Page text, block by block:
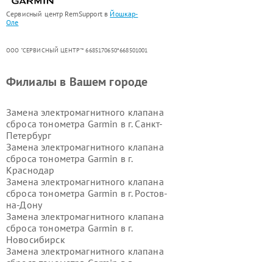
Сервисный центр RemSupport в Йошкар-
Оле
ООО "СЕРВИСНЫЙ ЦЕНТР"* 6685170650*668501001
Филиалы в Вашем городе
Замена электромагнитного клапана
сброса тонометра Garmin в г. Санкт-
Петербург
Замена электромагнитного клапана
сброса тонометра Garmin в г.
Краснодар
Замена электромагнитного клапана
сброса тонометра Garmin в г. Ростов-
на-Дону
Замена электромагнитного клапана
сброса тонометра Garmin в г.
Новосибирск
Замена электромагнитного клапана